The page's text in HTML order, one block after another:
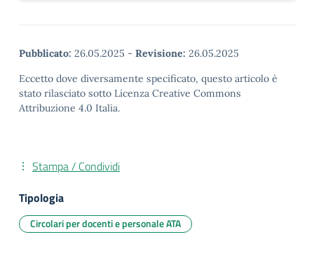
Pubblicato: 26.05.2025 - Revisione: 26.05.2025
Eccetto dove diversamente specificato, questo articolo è
stato rilasciato sotto Licenza Creative Commons
Attribuzione 4.0 Italia.
Stampa / Condividi
Tipologia
Circolari per docenti e personale ATA